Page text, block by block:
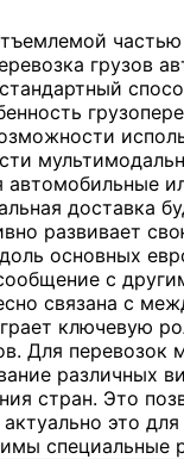
грузов
автомобильные
доставка
развивает
основных
с
связана с
ключевую
Для
различных
стран. Это
это